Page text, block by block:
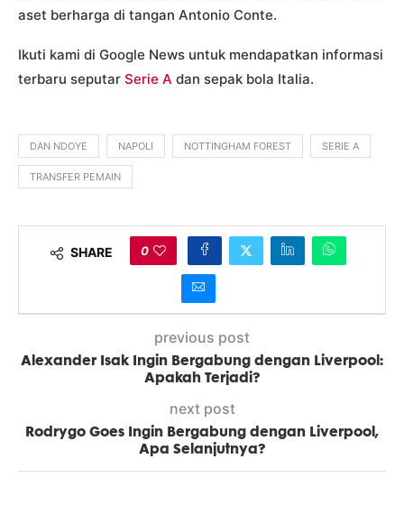
aset berharga di tangan Antonio Conte.
Ikuti kami di Google News untuk mendapatkan informasi
terbaru seputar Serie A dan sepak bola Italia.
DAN NDOYE NAPOLI NOTTINGHAM FOREST SERIE A
TRANSFER PEMAIN
SHARE 0
previous post
Alexander Isak Ingin Bergabung dengan Liverpool:
Apakah Terjadi?
next post
Rodrygo Goes Ingin Bergabung dengan Liverpool,
Apa Selanjutnya?